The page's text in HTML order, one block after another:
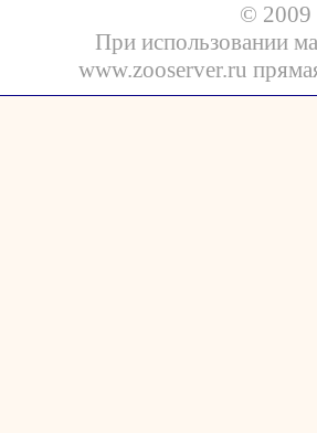
© 2009
При использовании
www.zooserver.ru